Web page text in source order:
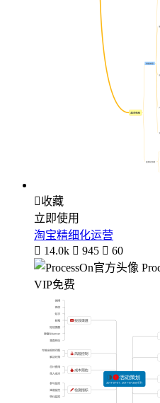
收藏
立即使用
淘宝精细化运营
 14.0k  945  60
VIP免费